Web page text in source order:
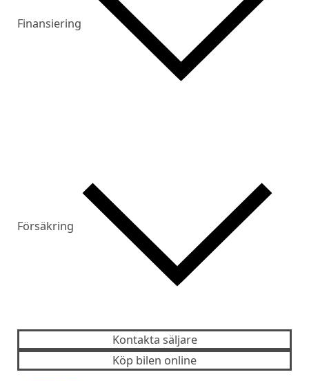
Finansiering
Försäkring
Kontakta säljare
Köp bilen online